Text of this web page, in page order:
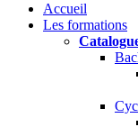
Accueil
Les formations